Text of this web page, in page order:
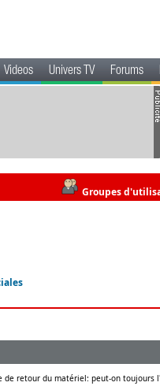
Videos Univers TV Forums
Groupes
de retour du matériel: peut-on toujours